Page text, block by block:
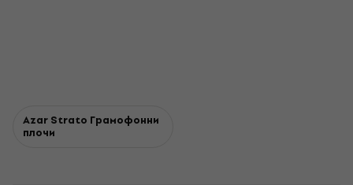
Azar Strato Грамофонни
плочи